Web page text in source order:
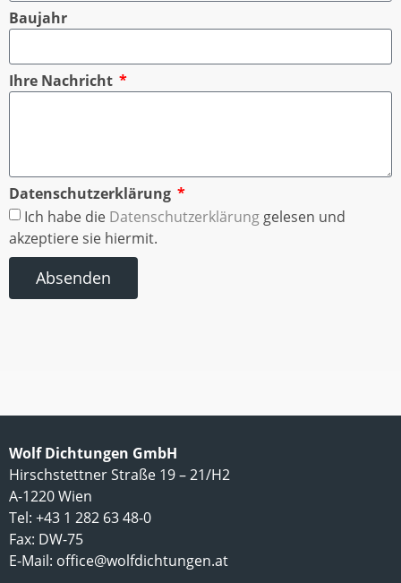
Baujahr
Ihre Nachricht
Datenschutzerklärung
Ich habe die Datenschutzerklärung gelesen und
akzeptiere sie hiermit.
Absenden
Wolf Dichtungen GmbH
Hirschstettner Straße 19 – 21/H2
A-1220 Wien
Tel: +43 1 282 63 48-0
Fax: DW-75
E-Mail: office@wolfdichtungen.at